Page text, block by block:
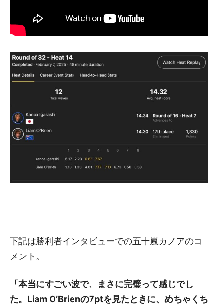
下記は勝利者インタビューでの五十嵐カノアのコ
メント。
「本当にすごい波で、まさに完璧って感じでし
た。Liam O’Brienの7ptを見たときに、めちゃくち